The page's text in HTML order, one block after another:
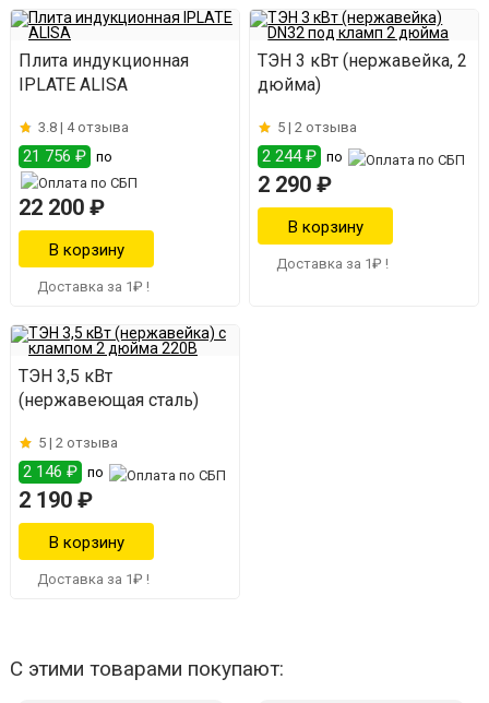
Плита индукционная
IPLATE ALISA
3.8 | 4 отзыва
21 756 ₽ по
22 200 ₽
Доставка за 1₽ !
ТЭН 3 кВт (нержавейка, 2
дюйма)
5 |2 отзыва
2 244 ₽ по
2 290 ₽
Доставка за 1₽ !
ТЭН 3,5 кВт
(нержавеющая сталь)
5 | 2 отзыва
2 146 ₽ по
2 190 ₽
Доставка за 1₽ !
С этими товарами покупают: